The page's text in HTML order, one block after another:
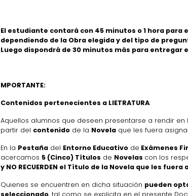
El estudiante contará con 45 minutos o 1 hora
dependiendo de la Obra elegida y del tipo de
Luego dispondrá de 30 minutos más para entregar
MPORTANTE:
Contenidos pertenecientes a LIETRATURA:
Aquellos alumnos que deseen presentarse a rendir en
partir del contenido de la Novela que les fuera
En la Pestaña del Entorno Educativo de Exámenes
acercamos 5 (Cinco) Títulos de Novelas con los
y NO RECUERDEN el Título de la Novela que les
Quienes se encuentren en dicha situación pueden
seleccionado, tal como se explicita en el presente